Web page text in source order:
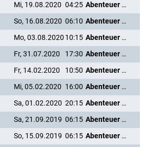
Mi, 19.08.2020 04:25
Abenteuer Karibik
So, 16.08.2020 06:10
Abenteuer Karibik
Mo, 03.08.2020 10:15
Abenteuer Karibik
Fr, 31.07.2020 17:30
Abenteuer Karibik
Fr, 14.02.2020 10:50
Abenteuer Karibik
Mi, 05.02.2020 16:00
Abenteuer Karibik
Sa, 01.02.2020 20:15
Abenteuer Karibik
Sa, 21.09.2019 06:15
Abenteuer Karibik
So, 15.09.2019 06:15
Abenteuer Karibik